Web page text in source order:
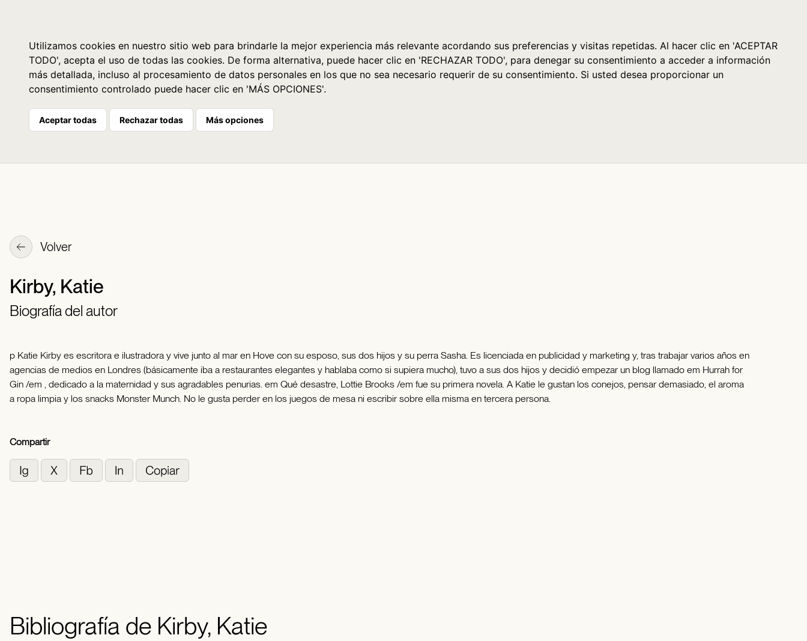
Utilizamos cookies en nuestro sitio web para brindarle la mejor experiencia más relevante acordando sus preferencias y visitas repetidas. Al hacer clic en 'ACEPTAR
TODO', acepta el uso de todas las cookies. De forma alternativa, puede hacer clic en 'RECHAZAR TODO', para denegar su consentimiento a acceder a información
más detallada, incluso al procesamiento de datos personales en los que no sea necesario requerir de su consentimiento. Si usted desea proporcionar un
consentimiento controlado puede hacer clic en 'MÁS OPCIONES'.
Aceptar todas Rechazar todas Más opciones
Volver
Kirby, Katie
Biografía del autor
p Katie Kirby es escritora e ilustradora y vive junto al mar en Hove con su esposo, sus dos hijos y su perra Sasha. Es licenciada en publicidad y marketing y, tras trabajar varios años en
agencias de medios en Londres (básicamente iba a restaurantes elegantes y hablaba como si supiera mucho), tuvo a sus dos hijos y decidió empezar un blog llamado em Hurrah for
Gin /em , dedicado a la maternidad y sus agradables penurias. em Qué desastre, Lottie Brooks /em fue su primera novela. A Katie le gustan los conejos, pensar demasiado, el aroma
a ropa limpia y los snacks Monster Munch. No le gusta perder en los juegos de mesa ni escribir sobre ella misma en tercera persona.
Compartir
Bibliografía de Kirby, Katie